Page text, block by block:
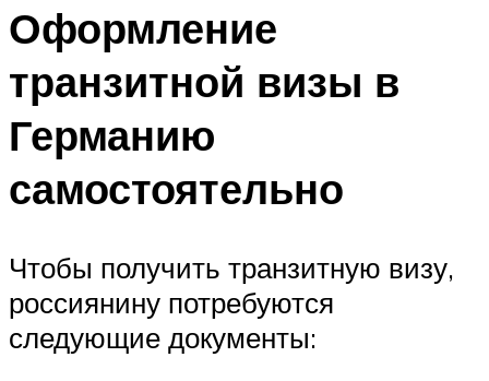
Оформление
транзитной визы в
Германию
самостоятельно
Чтобы получить транзитную визу,
россиянину потребуются
следующие документы: